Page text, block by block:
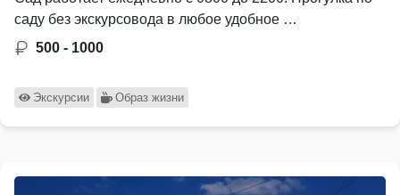
саду без экскурсовода в любое удобное …
500 - 1000
Экскурсии Образ жизни